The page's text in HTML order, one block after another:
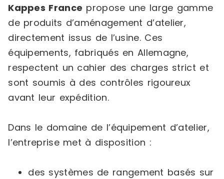
Kappes France propose une large gamme
de produits d’aménagement d’atelier,
directement issus de l’usine. Ces
équipements, fabriqués en Allemagne,
respectent un cahier des charges strict et
sont soumis à des contrôles rigoureux
avant leur expédition.
Dans le domaine de l’équipement d’atelier,
l’entreprise met à disposition :
des systèmes de rangement basés sur